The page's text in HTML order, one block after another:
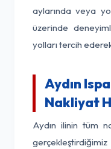
aylarında veya
üzerinde
yolları tercih
Aydın
Nakliyat
Aydın ilinin tüm